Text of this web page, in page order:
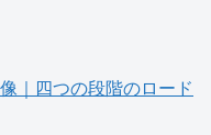
｜四つの段階のロード